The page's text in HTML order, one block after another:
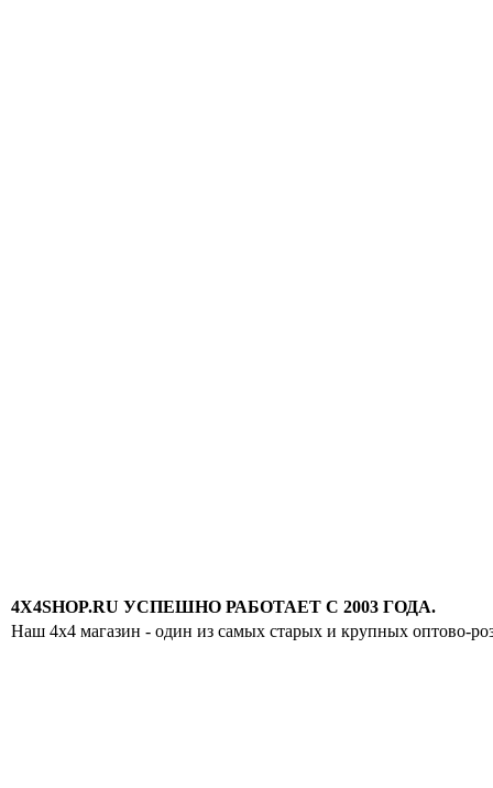
4X4SHOP.RU УСПЕШНО РАБОТАЕТ С 2003 ГОДА.
Наш 4x4 магазин - один из самых старых и крупных оптово-